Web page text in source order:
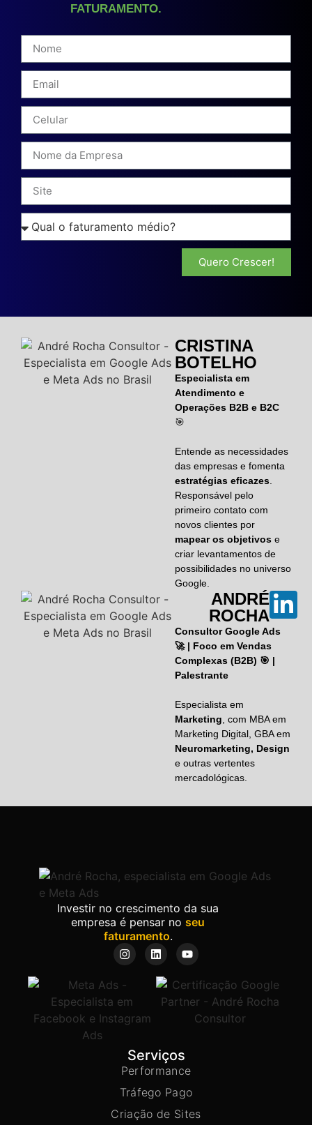
FATURAMENTO.
Quero Crescer!
CRISTINA
BOTELHO
Especialista em
Atendimento e
Operações B2B e B2C
🎯
Entende as necessidades
das empresas e fomenta
estratégias eficazes.
Responsável pelo
primeiro contato com
novos clientes por
mapear os objetivose
criar levantamentos de
possibilidades no universo
Google.
ANDRÉ
ROCHA
Consultor Google Ads
🚀 | Foco em Vendas
Complexas (B2B) 🎯 |
Palestrante
Especialista em
Marketing , com MBA em
Marketing Digital, GBA em
Neuromarketing, Design
e outras vertentes
mercadológicas.
Investir no crescimento da sua
empresa é pensar no seu
faturamento.
Serviços
Performance
Tráfego Pago
Criação de Sites